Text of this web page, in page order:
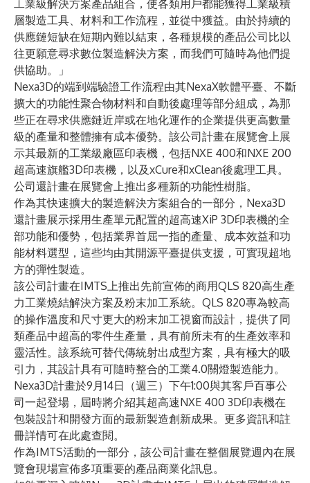
工業級解決方案產品組合，使各類用戶都能獲得工業級積
層製造工具、材料和工作流程，並從中獲益。由於持續的
供應鏈短缺在短期內難以結束，各種規模的產品公司比以
往更願意尋求數位製造解決方案，而我們可隨時為他們提
供協助。」
Nexa3D的端到端驗證工作流程由其NexaX軟體平臺、不斷
擴大的功能性聚合物材料和自動後處理等部分組成，為那
些正在尋求供應鏈近岸或在地化運作的企業提供更高數量
級的產量和整體擁有成本優勢。該公司計畫在展覽會上展
示其最新的工業級廠區印表機，包括NXE 400和NXE 200
超高速旗艦3D印表機，以及xCure和xClean後處理工具。
公司還計畫在展覽會上推出多種新的功能性樹脂。
作為其快速擴大的製造解決方案組合的一部分，Nexa3D
還計畫展示採用生產單元配置的超高速XiP 3D印表機的全
部功能和優勢，包括業界首屈一指的產量、成本效益和功
能材料選型，這些均由其開源平臺提供支援，可實現超地
方的彈性製造。
該公司計畫在IMTS上推出先前宣佈的商用QLS 820高生產
力工業燒結解決方案及粉末加工系統。QLS 820專為較高
的操作溫度和尺寸更大的粉末加工視窗而設計，提供了同
類產品中超高的零件生產量，具有前所未有的生產效率和
靈活性。該系統可替代傳統射出成型方案，具有極大的吸
引力，其設計具有可隨時整合的工業4.0關燈製造能力。
Nexa3D計畫於9月14日（週三）下午1:00與其客戶百事公
司一起登場，屆時將介紹其超高速NXE 400 3D印表機在
包裝設計和開發方面的最新製造創新成果。更多資訊和註
冊詳情可在此處查閱。
作為IMTS活動的一部分，該公司計畫在整個展覽週內在展
覽會現場宣佈多項重要的產品商業化訊息。